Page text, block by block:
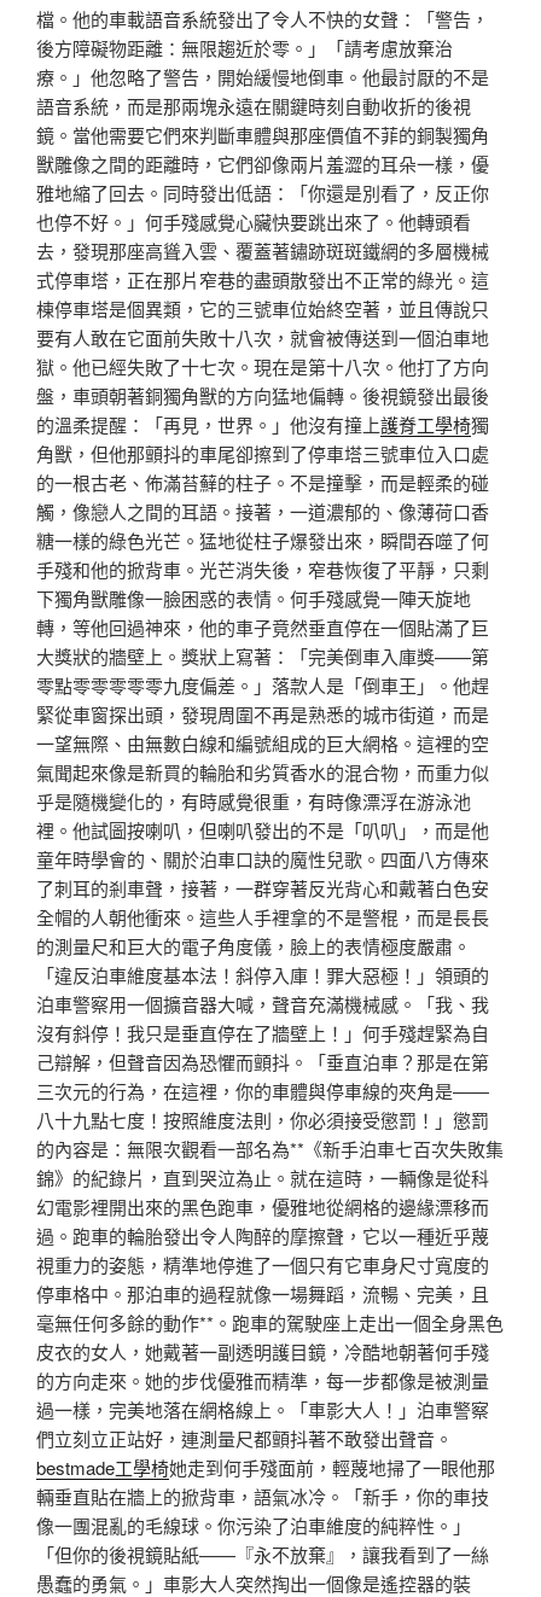
檔。他的車載語音系統發出了令人不快的女聲：「警告，
後方障礙物距離：無限趨近於零。」「請考慮放棄治
療。」他忽略了警告，開始緩慢地倒車。他最討厭的不是
語音系統，而是那兩塊永遠在關鍵時刻自動收折的後視
鏡。當他需要它們來判斷車體與那座價值不菲的銅製獨角
獸雕像之間的距離時，它們卻像兩片羞澀的耳朵一樣，優
雅地縮了回去。同時發出低語：「你還是別看了，反正你
也停不好。」何手殘感覺心臟快要跳出來了。他轉頭看
去，發現那座高聳入雲、覆蓋著鏽跡斑斑鐵網的多層機械
式停車塔，正在那片窄巷的盡頭散發出不正常的綠光。這
棟停車塔是個異類，它的三號車位始終空著，並且傳說只
要有人敢在它面前失敗十八次，就會被傳送到一個泊車地
獄。他已經失敗了十七次。現在是第十八次。他打了方向
盤，車頭朝著銅獨角獸的方向猛地偏轉。後視鏡發出最後
的溫柔提醒：「再見，世界。」他沒有撞上護脊工學椅獨
角獸，但他那顫抖的車尾卻擦到了停車塔三號車位入口處
的一根古老、佈滿苔蘚的柱子。不是撞擊，而是輕柔的碰
觸，像戀人之間的耳語。接著，一道濃郁的、像薄荷口香
糖一樣的綠色光芒。猛地從柱子爆發出來，瞬間吞噬了何
手殘和他的掀背車。光芒消失後，窄巷恢復了平靜，只剩
下獨角獸雕像一臉困惑的表情。何手殘感覺一陣天旋地
轉，等他回過神來，他的車子竟然垂直停在一個貼滿了巨
大獎狀的牆壁上。獎狀上寫著：「完美倒車入庫獎——第
零點零零零零零九度偏差。」落款人是「倒車王」。他趕
緊從車窗探出頭，發現周圍不再是熟悉的城市街道，而是
一望無際、由無數白線和編號組成的巨大網格。這裡的空
氣聞起來像是新買的輪胎和劣質香水的混合物，而重力似
乎是隨機變化的，有時感覺很重，有時像漂浮在游泳池
裡。他試圖按喇叭，但喇叭發出的不是「叭叭」，而是他
童年時學會的、關於泊車口訣的魔性兒歌。四面八方傳來
了刺耳的剎車聲，接著，一群穿著反光背心和戴著白色安
全帽的人朝他衝來。這些人手裡拿的不是警棍，而是長長
的測量尺和巨大的電子角度儀，臉上的表情極度嚴肅。
「違反泊車維度基本法！斜停入庫！罪大惡極！」領頭的
泊車警察用一個擴音器大喊，聲音充滿機械感。「我、我
沒有斜停！我只是垂直停在了牆壁上！」何手殘趕緊為自
己辯解，但聲音因為恐懼而顫抖。「垂直泊車？那是在第
三次元的行為，在這裡，你的車體與停車線的夾角是——
八十九點七度！按照維度法則，你必須接受懲罰！」懲罰
的內容是：無限次觀看一部名為**《新手泊車七百次失敗集
錦》的紀錄片，直到哭泣為止。就在這時，一輛像是從科
幻電影裡開出來的黑色跑車，優雅地從網格的邊緣漂移而
過。跑車的輪胎發出令人陶醉的摩擦聲，它以一種近乎蔑
視重力的姿態，精準地停進了一個只有它車身尺寸寬度的
停車格中。那泊車的過程就像一場舞蹈，流暢、完美，且
毫無任何多餘的動作**。跑車的駕駛座上走出一個全身黑色
皮衣的女人，她戴著一副透明護目鏡，冷酷地朝著何手殘
的方向走來。她的步伐優雅而精準，每一步都像是被測量
過一樣，完美地落在網格線上。「車影大人！」泊車警察
們立刻立正站好，連測量尺都顫抖著不敢發出聲音。
bestmade工學椅她走到何手殘面前，輕蔑地掃了一眼他那
輛垂直貼在牆上的掀背車，語氣冰冷。「新手，你的車技
像一團混亂的毛線球。你污染了泊車維度的純粹性。」
「但你的後視鏡貼紙——『永不放棄』，讓我看到了一絲
愚蠢的勇氣。」車影大人突然掏出一個像是遙控器的裝